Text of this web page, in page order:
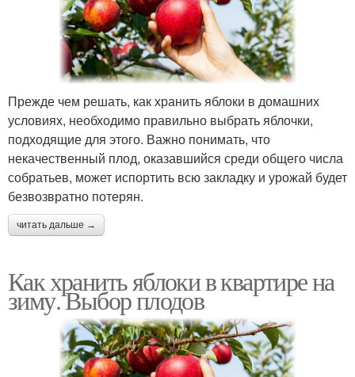
Прежде чем решать, как хранить яблоки в домашних
условиях, необходимо правильно выбрать яблочки,
подходящие для этого. Важно понимать, что
некачественный плод, оказавшийся среди общего числа
собратьев, может испортить всю закладку и урожай будет
безвозвратно потерян.
читать дальше →
Как хранить яблоки в квартире на
зиму. Выбор плодов